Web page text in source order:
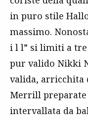
in puro stile
massimo.
i l l” si limiti a
pur valido Nikki
valida, arricchita
Merrill preparate
intervallata da